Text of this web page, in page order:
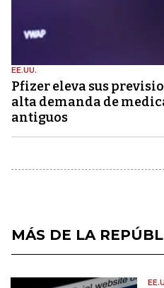
EE.UU.
Pfizer eleva sus
alta demanda de
antiguos
MÁS DE LA